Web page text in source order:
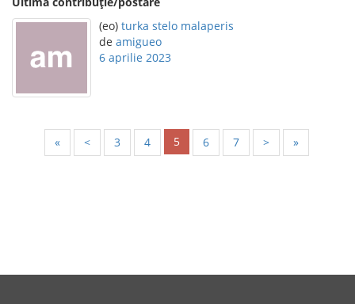
(eo) turka stelo malaperis
de amigueo
6 aprilie 2023
« < 3 4 5 6 7 > »